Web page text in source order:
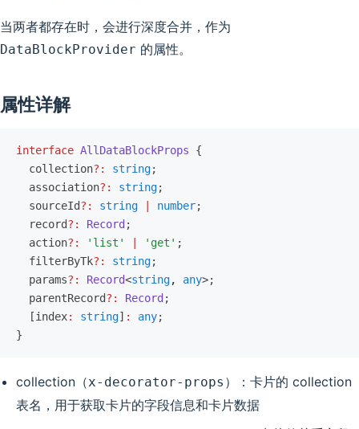
当两者都存在时，会进行深度合并，作为
DataBlockProvider 的属性。
属性详解
interface AllDataBlockProps {
  collection
?: string;
  association
?: string;
  sourceId
?: string number;
  record
?: Record ;
  action
?: 'list' 'get' ;
  filterByTk
?: string;
  params
?: Record<string, any>;
  parentRecord
?: Record ;
  [index
: string] : any;
}
collection（x-decorator-props ）：卡片的 collection
表名，用于获取卡片的字段信息和卡片数据